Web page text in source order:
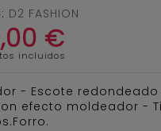
D2 FASHION
€
incluidos
- Escote
efecto moldeador -